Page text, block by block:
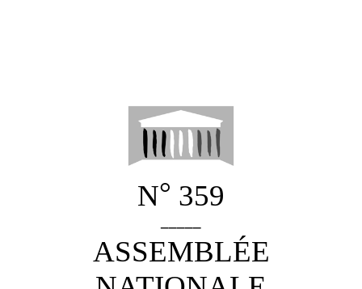
N° 359
ASSEMBLÉE